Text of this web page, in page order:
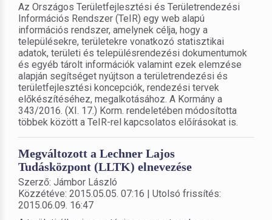
Az Országos Területfejlesztési és Területrendezési
Információs Rendszer (TeIR) egy web alapú
információs rendszer, amelynek célja, hogy a
településekre, területekre vonatkozó statisztikai
adatok, területi és településrendezési dokumentumok
és egyéb tárolt információk valamint ezek elemzése
alapján segítséget nyújtson a területrendezési és
területfejlesztési koncepciók, rendezési tervek
előkészítéséhez, megalkotásához. A Kormány a
343/2016. (XI. 17.) Korm. rendeletében módosította
többek között a TeIR-rel kapcsolatos előírásokat is.
Megváltozott a Lechner Lajos
Tudásközpont (LLTK) elnevezése
Szerző: Jámbor László
Közzétéve: 2015.05.05. 07:16 | Utolsó frissítés:
2015.06.09. 16:47